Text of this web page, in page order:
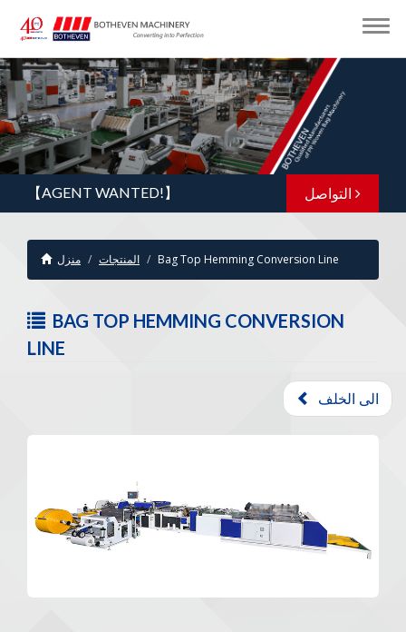
【AGENT WANTED!】
منزل المنتجات Bag Top Hemming Conversion Line
BAG TOP HEMMING CONVERSION
LINE
الى الخلف